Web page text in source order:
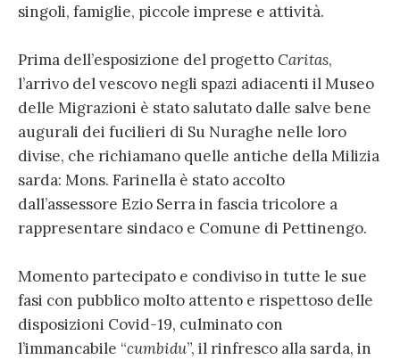
singoli, famiglie, piccole imprese e attività.
Prima dell’esposizione del progettoCaritas,
l’arrivo del vescovo negli spazi adiacenti il Museo
delle Migrazioni è stato salutato dalle salve bene
augurali dei fucilieri di Su Nuraghe nelle loro
divise, che richiamano quelle antiche della Milizia
sarda: Mons. Farinella è stato accolto
dall’assessore Ezio Serra in fascia tricolore a
rappresentare sindaco e Comune di Pettinengo.
Momento partecipato e condiviso in tutte le sue
fasi con pubblico molto attento e rispettoso delle
disposizioni Covid-19, culminato con
l’immancabile “cumbidu”, il rinfresco alla sarda, in